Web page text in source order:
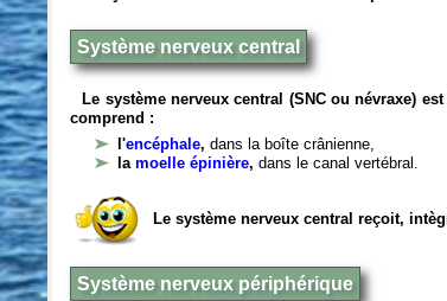
Système nerveux central
Le système nerveux central (SNC ou névraxe)
comprend :
l'encéphale,dans la boîte crânienne,
lamoelle épinière,dans le canal vertébral.
Le système nerveux central reçoit,
Système nerveux périphérique